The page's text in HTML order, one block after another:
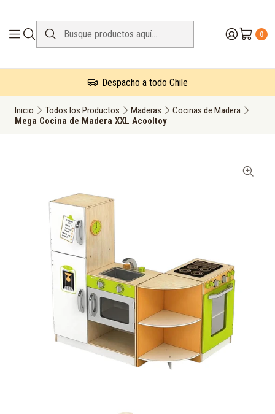
0
Despacho a todo Chile
Inicio Todos los Productos Maderas
Cocinas de Madera
Mega Cocina de Madera XXL Acooltoy